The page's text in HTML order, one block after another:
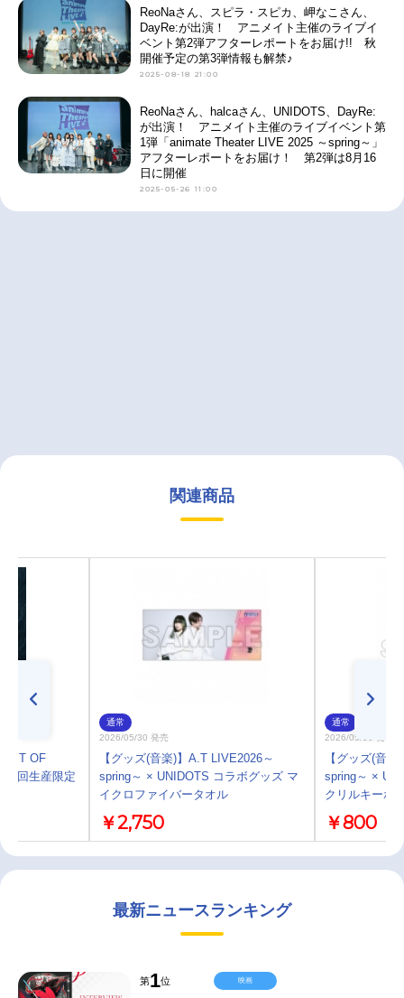
ReoNaさん、スピラ・スピカ、岬なこさん、
DayRe:が出演！ アニメイト主催のライブイ
ベント第2弾アフターレポートをお届け!! 秋
開催予定の第3弾情報も解禁♪
2025-08-18 21:00
ReoNaさん、halcaさん、UNIDOTS、DayRe:
が出演！ アニメイト主催のライブイベント第
1弾「animate Theater LIVE 2025 ～spring～」
アフターレポートをお届け！ 第2弾は8月16
日に開催
2025-05-26 11:00
関連商品
OF
初回生産限定
通常
2026/05/30 発売
【グッズ(音楽)】A.T LIVE2026～
spring～ × UNIDOTS コラボグッズ マ
イクロファイバータオル
￥2,750
通常
2026/05/30 発売
【グッズ(音
spring～ ×
クリルキーホ
￥800
最新ニュースランキング
第1位 映画